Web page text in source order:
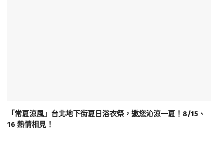
「常夏涼風」台北地下街夏日浴衣祭，邀您沁涼一夏！8/15、
16 熱情相見！